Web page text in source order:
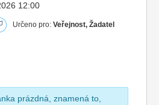
12:00
Určeno pro: Veřejnost, Žadatel
prázdná, znamená to,